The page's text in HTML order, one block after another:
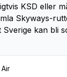
KSD eller
Skyways-
Sverige kan bli